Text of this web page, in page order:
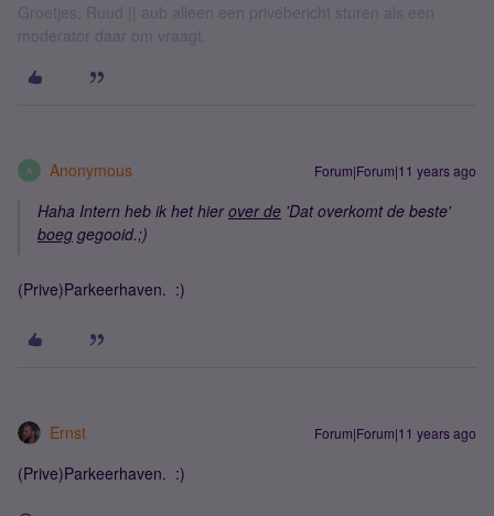
Groetjes, Ruud || aub alleen een privébericht sturen als een
moderator daar om vraagt.
A Anonymous Forum|Forum|11 years ago
Haha Intern heb ik het hierover de 'Dat overkomt de beste'
boeg gegooid.;)
(Prive)Parkeerhaven. :)
Ernst Forum|Forum|11 years ago
(Prive)Parkeerhaven. :)